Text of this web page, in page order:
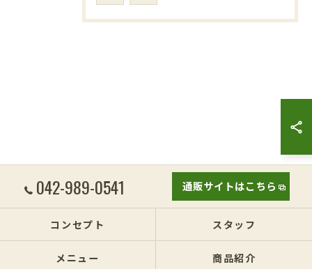
042-989-0541 通販サイトはこちら
コンセプト スタッフ
メニュー 商品紹介